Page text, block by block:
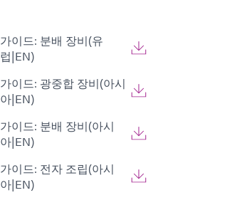
가이드: 분배 장비(유
럽|EN)
가이드: 광중합 장비(아시
아|EN)
가이드: 분배 장비(아시
아|EN)
가이드: 전자 조립(아시
아|EN)